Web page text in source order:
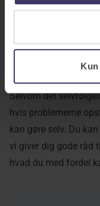
Kun
involveret i et uheld,
kan Aros Autohjælp
stor tryghed at vide,
Få mere
Selvom det
hvis problemerne
kan gøre selv. Du
vi giver dig gode råd
hvad du med fordel